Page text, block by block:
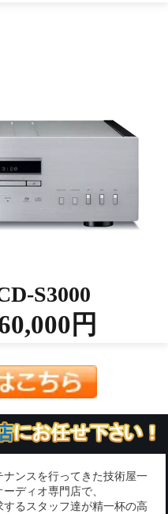
S3000
円
ンスを行ってきた技術屋一
ディオ専門店で、
るスタッフ達が精一杯の高